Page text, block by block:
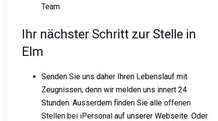
Team
Ihr nächster Schritt zur Stelle in
Elm
Senden Sie uns daher Ihren Lebenslauf mit
Zeugnissen, denn wir melden uns innert 24
Stunden. Ausserdem finden Sie alle offenen
Stellen bei iPersonal auf unserer Webseite. Oder